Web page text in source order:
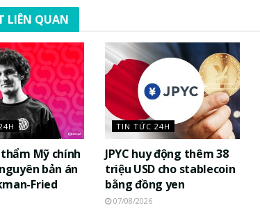
LIÊN QUAN
Mỹ chính
bản án
Fried
TIN TỨC 24H
JPYC huy động thêm 38
triệu USD cho stablecoin
bằng đồng yen
07/08/2026